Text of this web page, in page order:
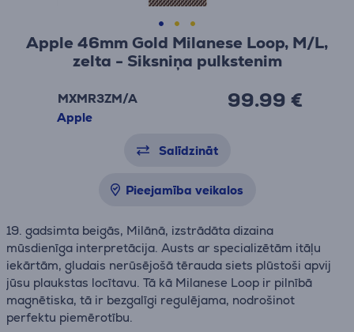
Apple 46mm Gold Milanese Loop, M/L,
zelta - Siksniņa pulkstenim
MXMR3ZM/A
Apple
99.99 €
Salīdzināt
Pieejamība veikalos
19. gadsimta beigās, Milānā, izstrādāta dizaina
mūsdienīga interpretācija. Austs ar specializētām itāļu
iekārtām, gludais nerūsējošā tērauda siets plūstoši apvij
jūsu plaukstas locītavu. Tā kā Milanese Loop ir pilnībā
magnētiska, tā ir bezgalīgi regulējama, nodrošinot
perfektu piemērotību.